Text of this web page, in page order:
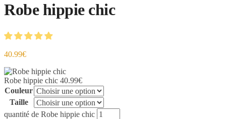
Robe hippie chic
40.99€
Robe hippie chic 40.99€
Couleur
Taille
quantité de Robe hippie chic